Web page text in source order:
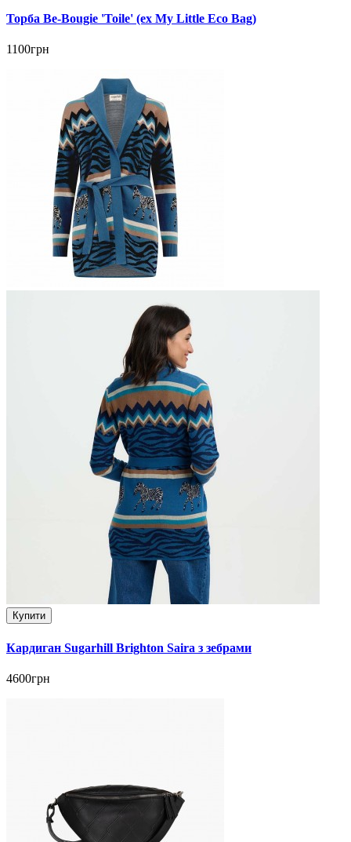
Торба Be-Bougie 'Toile' (ex My Little Eco Bag)
1100грн
Купити
Кардиган Sugarhill Brighton Saira з зебрами
4600грн